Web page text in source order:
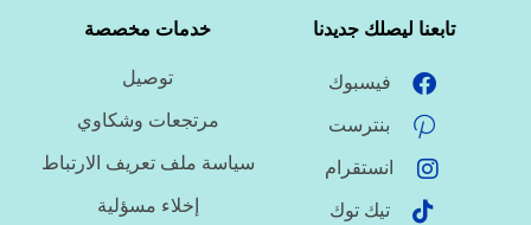
تابعنا ليصلك جديدنا
فيسبوك
بنترست
انستقرام
تيك توك
خدمات مخصصة
توصيل
مرتجعات وشكاوي
سياسة ملف تعريف الارتباط
إخلاء مسؤلية
ما درجة الاستعجال؟
هل تحتاج تنسيقًا أو توثيق مراجع؟